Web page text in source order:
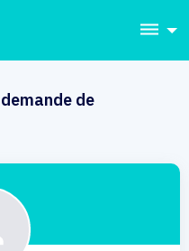
dehaze
de